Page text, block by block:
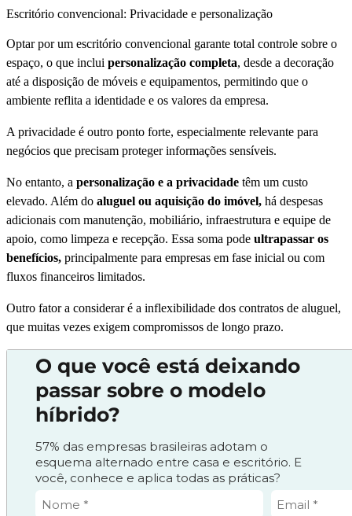
Escritório convencional: Privacidade e personalização
Optar por um escritório convencional garante total controle sobre o
espaço, o que inclui personalização completa, desde a decoração
até a disposição de móveis e equipamentos, permitindo que o
ambiente reflita a identidade e os valores da empresa.
A privacidade é outro ponto forte, especialmente relevante para
negócios que precisam proteger informações sensíveis.
No entanto, a personalização e a privacidade têm um custo
elevado. Além do aluguel ou aquisição do imóvel, há despesas
adicionais com manutenção, mobiliário, infraestrutura e equipe de
apoio, como limpeza e recepção. Essa soma pode ultrapassar os
benefícios, principalmente para empresas em fase inicial ou com
fluxos financeiros limitados.
Outro fator a considerar é a inflexibilidade dos contratos de aluguel,
que muitas vezes exigem compromissos de longo prazo.
O que você está deixando
passar sobre o modelo
híbrido?
57% das empresas brasileiras adotam o
esquema alternado entre casa e escritório. E
você, conhece e aplica todas as práticas?